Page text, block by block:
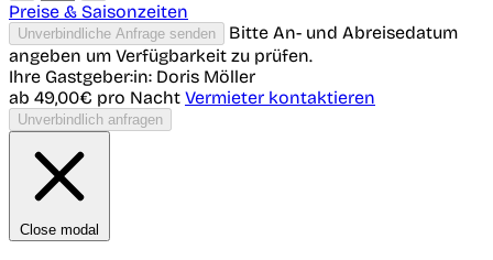
Preise & Saisonzeiten
Unverbindliche Anfrage senden
Bitte An- und Abreisedatum
angeben um Verfügbarkeit zu prüfen.
Ihre Gastgeber:in: Doris Möller
ab 49,00€ pro Nacht Vermieter kontaktieren
Unverbindlich anfragen
Close modal